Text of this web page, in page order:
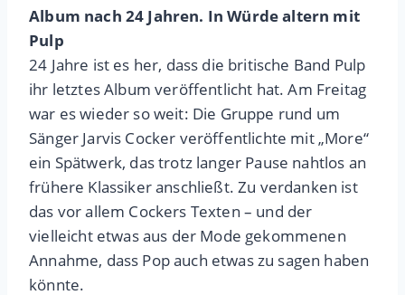
Album nach 24 Jahren. In Würde altern mit
Pulp
24 Jahre ist es her, dass die britische Band Pulp
ihr letztes Album veröffentlicht hat. Am Freitag
war es wieder so weit: Die Gruppe rund um
Sänger Jarvis Cocker veröffentlichte mit „More“
ein Spätwerk, das trotz langer Pause nahtlos an
frühere Klassiker anschließt. Zu verdanken ist
das vor allem Cockers Texten – und der
vielleicht etwas aus der Mode gekommenen
Annahme, dass Pop auch etwas zu sagen haben
könnte.